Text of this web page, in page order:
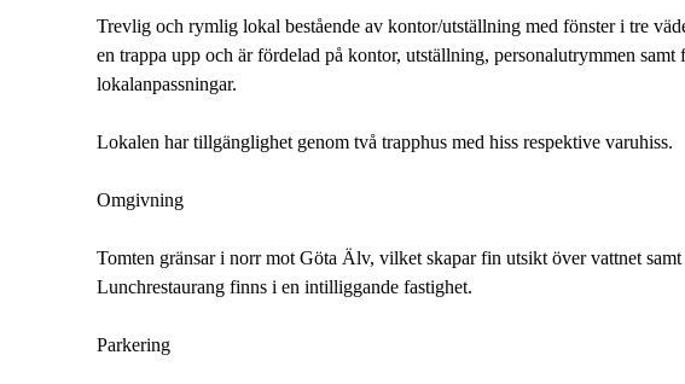
Trevlig och rymlig lokal bestående av kontor/utställning med fönster i tre
en trappa upp och är fördelad på kontor, utställning, personalutrymmen samt
lokalanpassningar.
Lokalen har tillgänglighet genom två trapphus med hiss respektive varuhiss.
Omgivning
Tomten gränsar i norr mot Göta Älv, vilket skapar fin utsikt över vattnet
Lunchrestaurang finns i en intilliggande fastighet.
Parkering